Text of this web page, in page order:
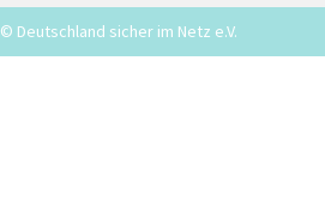
© Deutschland sicher im Netz e.V.